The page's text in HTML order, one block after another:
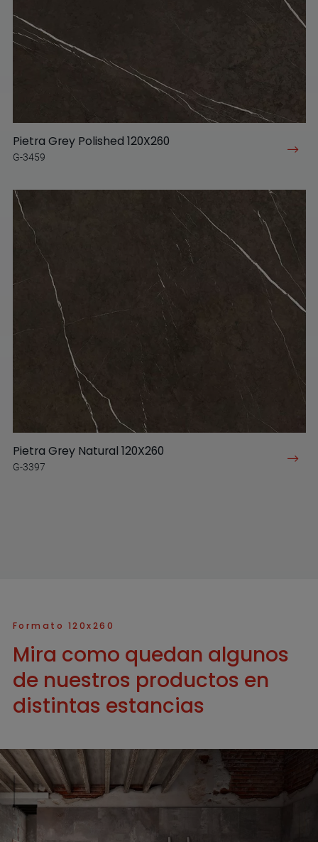
Pietra Grey Polished 120X260
G-3459
Pietra Grey Natural 120X260
G-3397
Formato 120x260
Mira como quedan algunos
de nuestros productos en
distintas estancias